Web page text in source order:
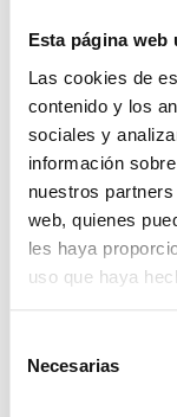
Esta página web
Las cookies de
contenido y los
sociales y
información
nuestros
web, quienes
les haya
uso que haya
Necesarias
En el museo, la
más profundos
leyendas de la
Parque
Cuando tienes la
como el Parque
local que se crea
Gerona.
Rodeado de
Criadero